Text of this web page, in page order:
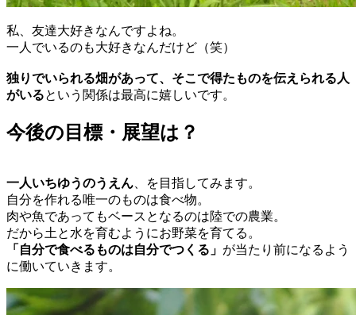
私、友達大好きなんですよね。
一人でいるのも大好きなんだけど（笑）
独りでいられる畑があって、そこで得たものを伝えられる人
がいるという関係は最高に嬉しいです。
今後の目標・展望は？
一人いちゆうのうえん 、を目指してみます。
自分を作れる唯一のものは食べ物。
肉や魚であってもベースとなるのは陸での農業。
だから土と水を育むようにお野菜を育てる。
「自分で食べるものは自分でつくる」 が当たり前になるよう
に働いていきます。